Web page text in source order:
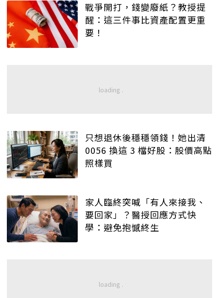
戰爭開打，錢變廢紙？教授提
醒：這三件事比資產配置更重
要！
只想退休後穩穩領錢！她出清
0056 換這 3 檔好股：股價高點
照樣買
家人臨終突喊「有人來接我、
要回家」？醫授回應方式快
學：避免抱憾終生